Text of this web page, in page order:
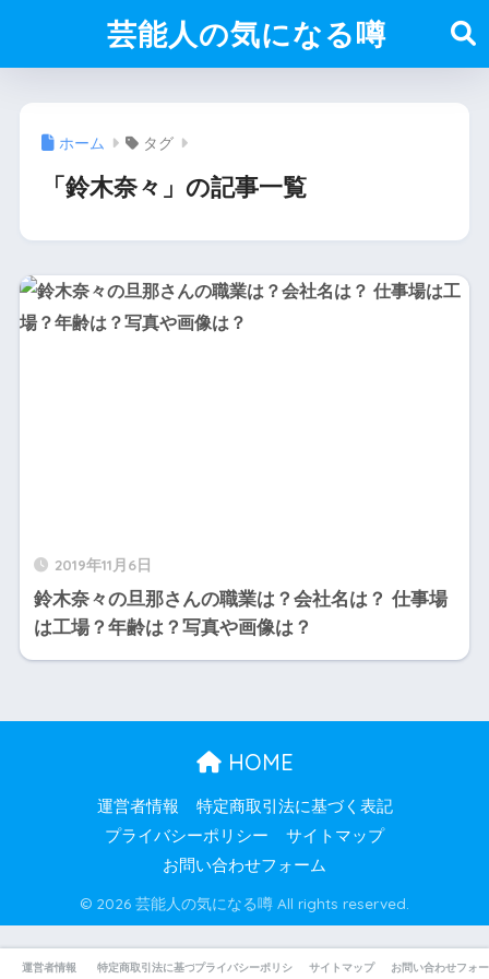
芸能人の気になる噂
ホーム タグ
「鈴木奈々」の記事一覧
2019年11月6日
鈴木奈々の旦那さんの職業は？会社名は？ 仕事場
は工場？年齢は？写真や画像は？
HOME
運営者情報
特定商取引法に基づく表記
プライバシーポリシー
サイトマップ
お問い合わせフォーム
© 2026 芸能人の気になる噂 All rights reserved.
運営者情報 特定商取引法に基づく表記プライバシーポリシー サイトマップ お問い合わせフォ